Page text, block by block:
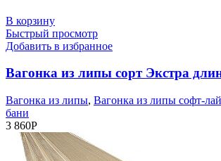
В корзину
Быстрый просмотр
Добавить в избранное
Вагонка из липы сорт Экстра
Вагонка из липы, Вагонка из липы софт-
бани
3 860Р